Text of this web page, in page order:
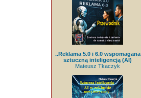
..Reklama 5.0 i 6.0 wspomagana
sztuczną inteligencją (AI)
Mateusz Tkaczyk